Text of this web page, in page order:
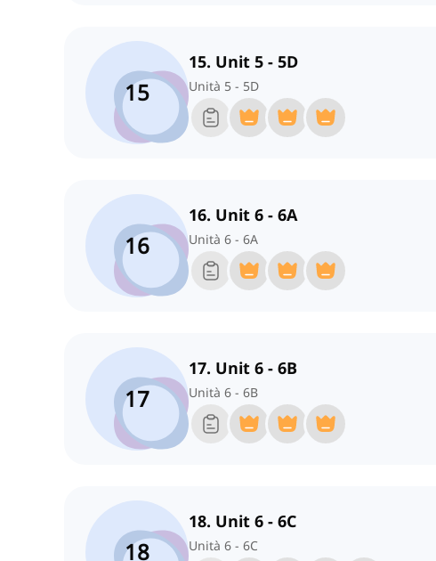
15
15. Unit 5 - 5D
Unità 5 - 5D
16
16. Unit 6 - 6A
Unità 6 - 6A
17
17. Unit 6 - 6B
Unità 6 - 6B
18
18. Unit 6 - 6C
Unità 6 - 6C